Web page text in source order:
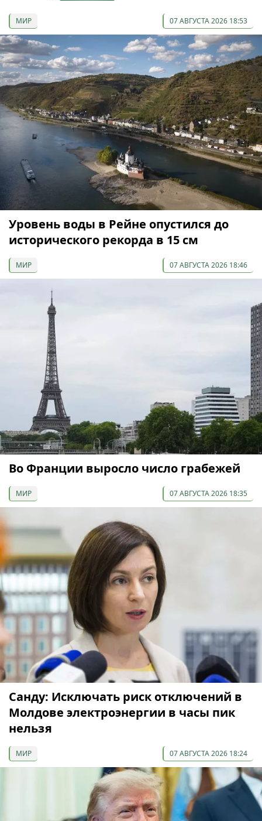
МИР 07 АВГУСТА 2026 18:53
Уровень воды в Рейне опустился до
исторического рекорда в 15 см
МИР 07 АВГУСТА 2026 18:46
Во Франции выросло число грабежей
МИР 07 АВГУСТА 2026 18:35
Санду: Исключать риск отключений в
Молдове электроэнергии в часы пик
нельзя
МИР 07 АВГУСТА 2026 18:24